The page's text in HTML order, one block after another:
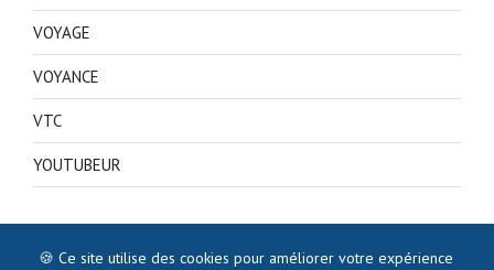
VOYAGE
VOYANCE
VTC
YOUTUBEUR
🍪 Ce site utilise des cookies pour améliorer votre expérience